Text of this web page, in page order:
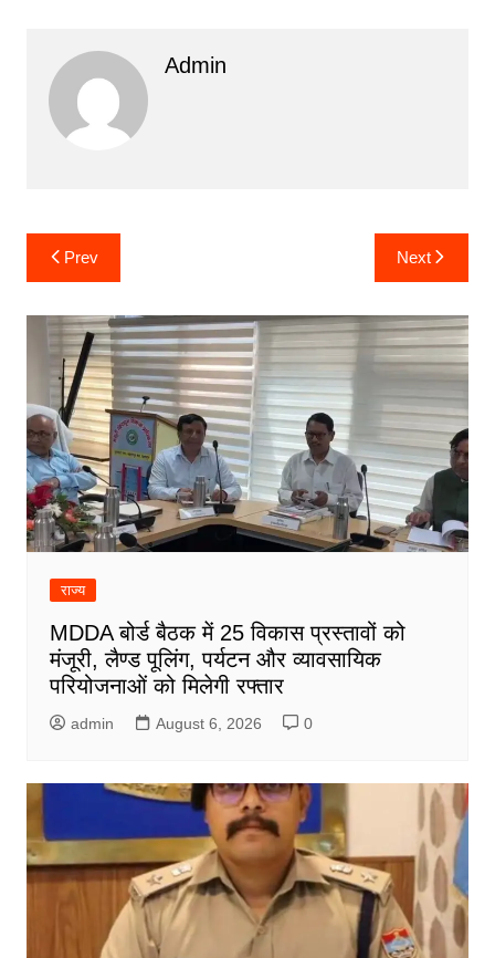
Admin
Post
navigation
Prev Next
राज्य
MDDA बोर्ड बैठक में 25 विकास प्रस्तावों को
मंजूरी, लैण्ड पूलिंग, पर्यटन और व्यावसायिक
परियोजनाओं को मिलेगी रफ्तार
admin August 6, 2026 0